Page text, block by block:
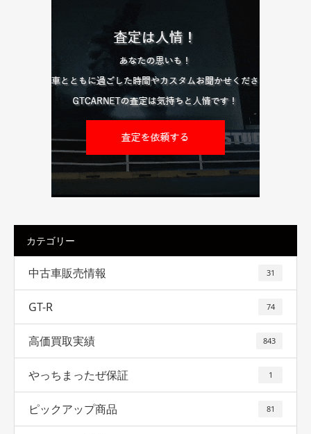
カテゴリー
中古車販売情報 31
GT-R 74
高価買取実績 843
やっちまったぜ保証 1
ピックアップ商品 81